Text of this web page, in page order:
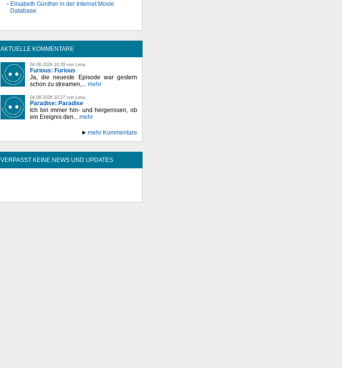
Elisabeth Günther in der Internet Movie
Database
AKTUELLE KOMMENTARE
04.08.2026 10:29 von Lena
Furious: Furious
Ja, die neueste Episode war gestern
schon zu streamen,... mehr
04.08.2026 10:27 von Lena
Paradise: Paradise
Ich bin immer hin- und hergerissen, ob
ein Ereignis den... mehr
mehr Kommentare
VERPASST KEINE NEWS UND UPDATES